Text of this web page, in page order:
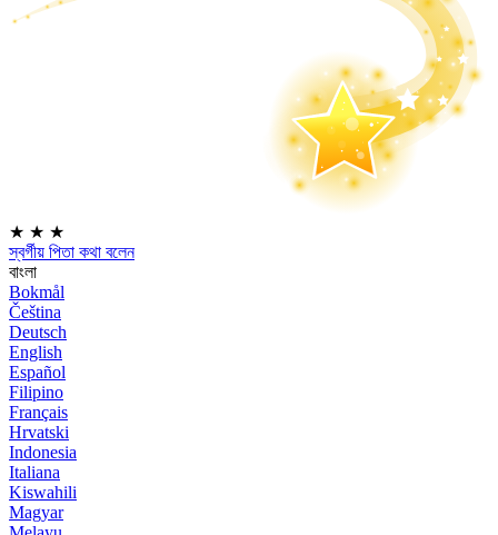
★ ★ ★
স্বর্গীয় পিতা কথা বলেন
বাংলা
Bokmål
Čeština
Deutsch
English
Español
Filipino
Français
Hrvatski
Indonesia
Italiana
Kiswahili
Magyar